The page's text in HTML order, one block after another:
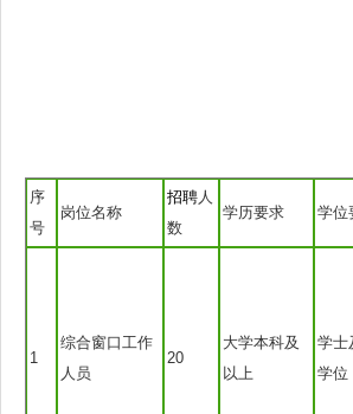
序
号
岗位名称
招聘人
数
学历要求 学位
1
综合窗口工作
人员
20
大学本科及
以上
学士
学位